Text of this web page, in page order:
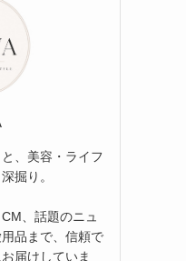
、美容・ライフ
掘り。
、話題のニュ
品まで、信頼で
届けしていま